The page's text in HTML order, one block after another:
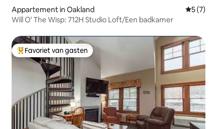
Appartement in Oakland
5 (7)
Will O' The Wisp: 712H Studio Loft/Een badkamer
Topfavoriet van gasten
Favoriet van gasten